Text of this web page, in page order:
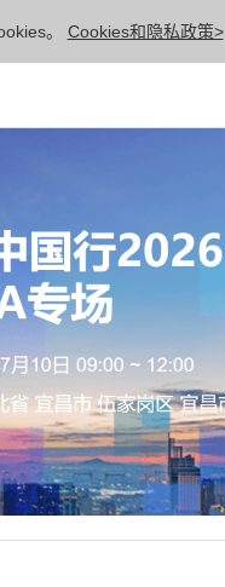
。 Cookies和隐私政策>